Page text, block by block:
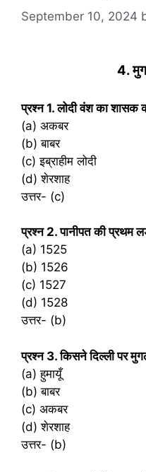
September 10, 2024
4.
प्रश्‍न 1. लोदी वंश का शासक
(a) अकबर
(b) बाबर
(c) इब्राहीम लोदी
(d) शेरशाह
उत्तर- (c)
प्रश्‍न 2. पानीपत की प्रथम
(a) 1525
(b) 1526
(c) 1527
(d) 1528
उत्तर- (b)
प्रश्‍न 3. किसने दिल्ली पर
(a) हुमायूँ
(b) बाबर
(c) अकबर
(d) शेरशाह
उत्तर- (b)